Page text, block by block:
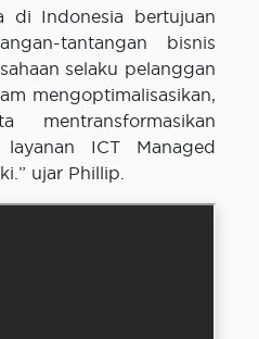
di Indonesia bertujuan
tantangan bisnis
selaku pelanggan
mengoptimalisasikan,
mentransformasikan
ICT Managed
ujar Phillip.